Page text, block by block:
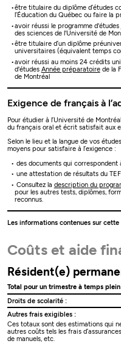
être titulaire du diplôme d’études
l’Éducation du Québec ou faire la
avoir réussi le programme d'études
des sciences de l'Université de
être titulaire d’un diplôme
universitaires (équivalent temps
avoir réussi au moins 24 crédits
d'études Année préparatoirede la
de Montréal
Exigence de français à
Pour étudier à l’Université de
du français oral et écrit satisfait aux
Selon le lieu et la langue de vos
moyens pour satisfaire à l’exigence :
des documents qui correspondent
une attestation de résultats du
Consultez la description du
pour les autres tests, diplômes,
reconnus.
Les informations contenues sur
Coûts et aide
Résident(e)
Total pour un trimestre à temps
Droits de scolarité :
Autres frais exigibles :
Ces totaux sont des estimations qui
autres coûts tels les frais
de manuels, etc.